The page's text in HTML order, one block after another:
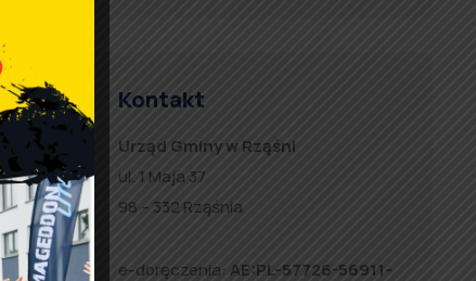
Kontakt
Urząd Gminy w Rząśni
ul. 1 Maja 37
98 – 332 Rząśnia
e-doręczenia: AE:PL-57726-56911-